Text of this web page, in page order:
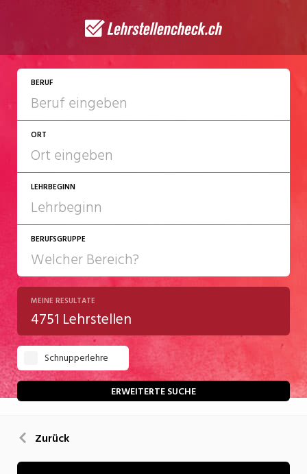
BERUF
ORT
LEHRBEGINN
2027
2028
BERUFSGRUPPE
Chemie/Pharma
Gastgewerbe
Gesundheit/Pflege/Soziales
Handwerk/Technik
Kultur
MEINE RESULTATE
4751 Lehrstellen
Schnupperlehre
ERWEITERTE SUCHE
Zurück